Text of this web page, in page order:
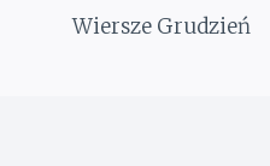
Wiersze Grudzień